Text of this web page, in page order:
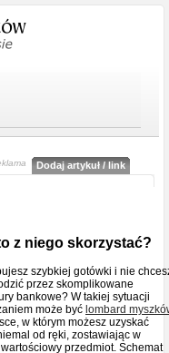
Dodaj artykuł / link
z niego skorzystać?
szybkiej gotówki i nie
przez skomplikowane
bankowe? W takiej sytuacji
może być lombard
w którym możesz uzyskać
od ręki, zostawiając w
przedmiot. Schemat